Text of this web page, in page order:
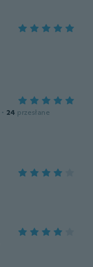
· 24 przesłane